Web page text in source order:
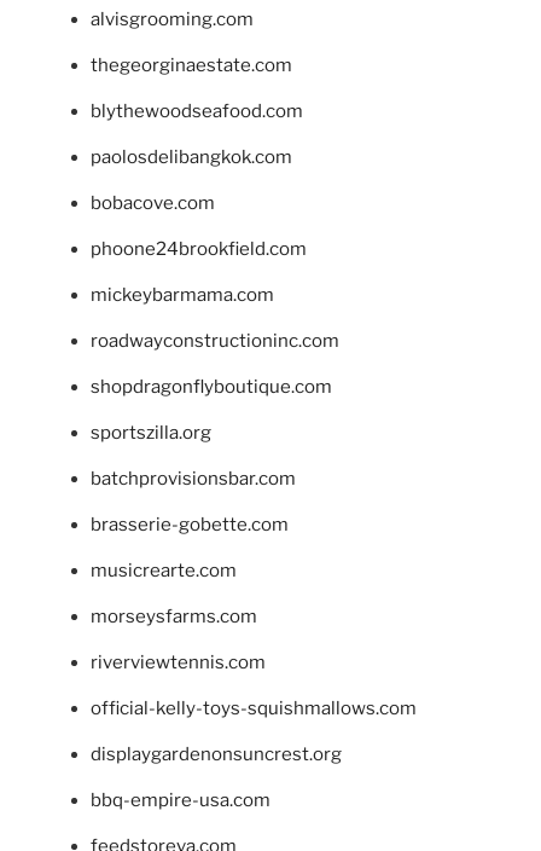
alvisgrooming.com
thegeorginaestate.com
blythewoodseafood.com
paolosdelibangkok.com
bobacove.com
phoone24brookfield.com
mickeybarmama.com
roadwayconstructioninc.com
shopdragonflyboutique.com
sportszilla.org
batchprovisionsbar.com
brasserie-gobette.com
musicrearte.com
morseysfarms.com
riverviewtennis.com
official-kelly-toys-squishmallows.com
displaygardenonsuncrest.org
bbq-empire-usa.com
feedstoreva.com